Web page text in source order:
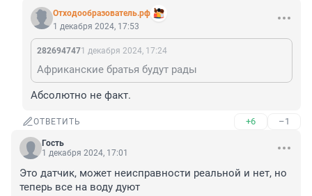
Отходообразователь.рф
1 декабря 2024, 17:53
2826947471 декабря 2024, 17:24
Африканские братья будут рады
Абсолютно не факт.
ОТВЕТИТЬ +6 –1
Гость
1 декабря 2024, 17:01
Это датчик, может неисправности реальной и нет, но
теперь все на воду дуют